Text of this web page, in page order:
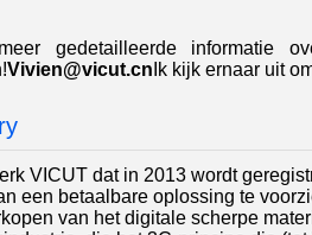
gedetailleerde informatie
Vivien@vicut.cn Ik kijk ernaar uit
VICUT dat in 2013 wordt
een betaalbare oplossing te
van het digitale scherpe